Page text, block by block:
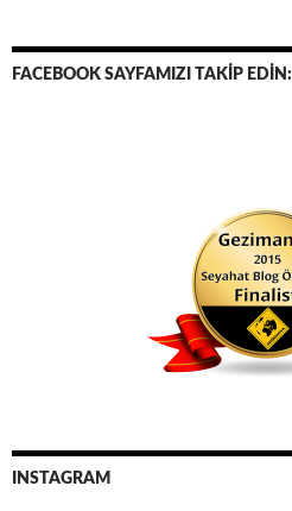
FACEBOOK SAYFAMIZI TAKİP EDİN:
INSTAGRAM